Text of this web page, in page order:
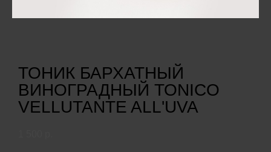
ТОНИК БАРХАТНЫЙ
ВИНОГРАДНЫЙ TONICO
VELLUTANTE ALL'UVA